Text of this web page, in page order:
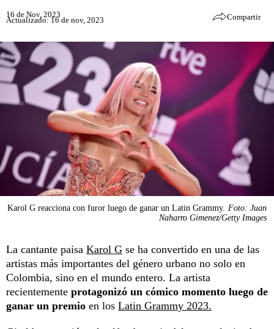
16 de Nov, 2023
Actualizado: 16 de nov, 2023 Compartir
Karol G reacciona con furor luego de ganar un Latin Grammy. Foto: Juan
Naharro Gimenez/Getty Images
La cantante paisa Karol G se ha convertido en una de las
artistas más importantes del género urbano no solo en
Colombia, sino en el mundo entero. La artista
recientemente protagonizó un cómico momento luego de
ganar un premio en los Latin Grammy 2023.